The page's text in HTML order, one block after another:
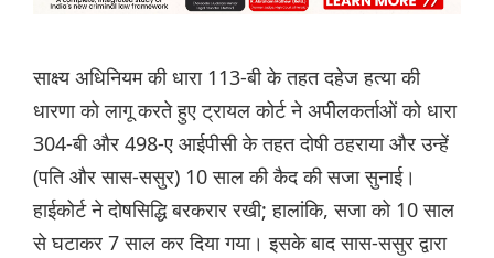
साक्ष्य अधिनियम की धारा 113-बी के तहत दहेज हत्या की
धारणा को लागू करते हुए ट्रायल कोर्ट ने अपीलकर्ताओं को धारा
304-बी और 498-ए आईपीसी के तहत दोषी ठहराया और उन्हें
(पति और सास-ससुर) 10 साल की कैद की सजा सुनाई।
हाईकोर्ट ने दोषसिद्धि बरकरार रखी; हालांकि, सजा को 10 साल
से घटाकर 7 साल कर दिया गया। इसके बाद सास-ससुर द्वारा